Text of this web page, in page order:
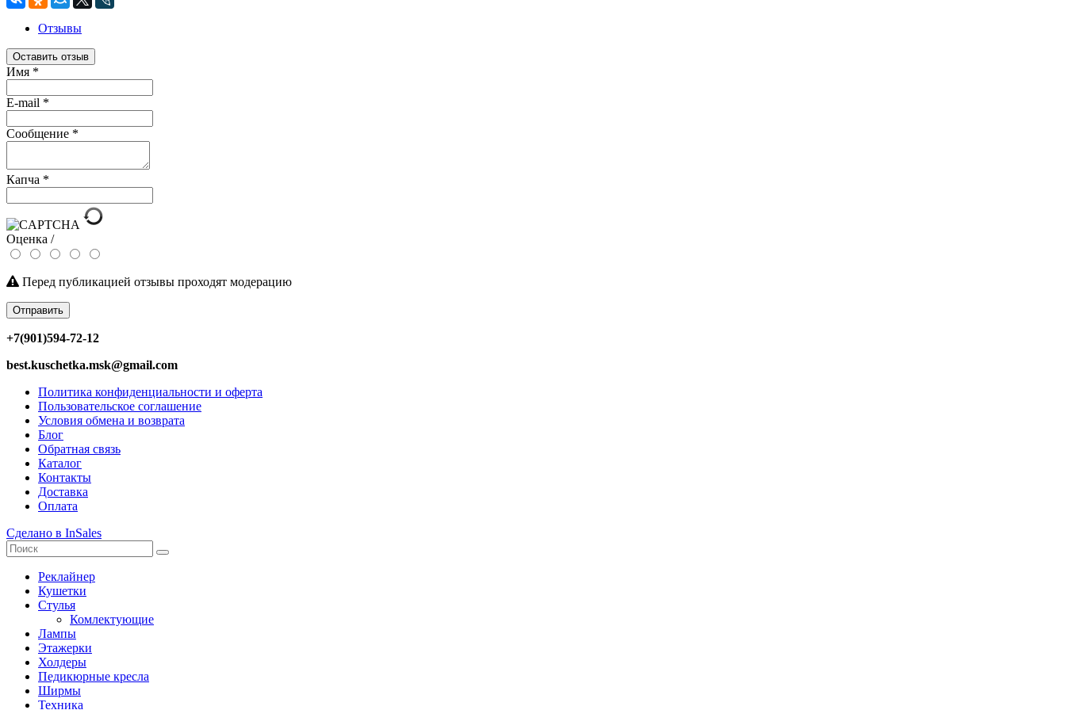
Отзывы
Оставить отзыв
Имя *
E-mail *
Сообщение *
Капча *
Оценка /
Перед публикацией отзывы проходят модерацию
Отправить
+7(901)594-72-12
best.kuschetka.msk@gmail.com
Политика конфиденциальности и оферта
Пользовательское соглашение
Условия обмена и возврата
Блог
Обратная связь
Каталог
Контакты
Доставка
Оплата
Сделано в InSales
Реклайнер
Кушетки
Стулья
Комлектующие
Лампы
Этажерки
Холдеры
Педикюрные кресла
Ширмы
Техника